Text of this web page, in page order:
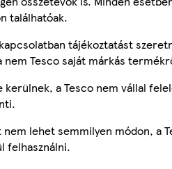
találhatóak.
tájékoztatást
Tesco saját márkás
a Tesco nem vállal
lehet semmilyen módon, a
felhasználni.